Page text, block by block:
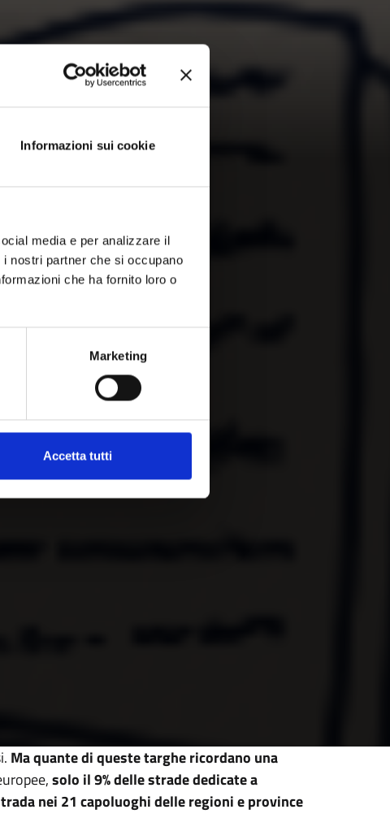
Informazioni sui cookie
media e per analizzare il
nostri partner che si occupano
che ha fornito loro o
Marketing
Accetta tutti
Ma quante di queste targhe ricordano una
solo il 9% delle strade dedicate a
nei 21 capoluoghi delle regioni e province